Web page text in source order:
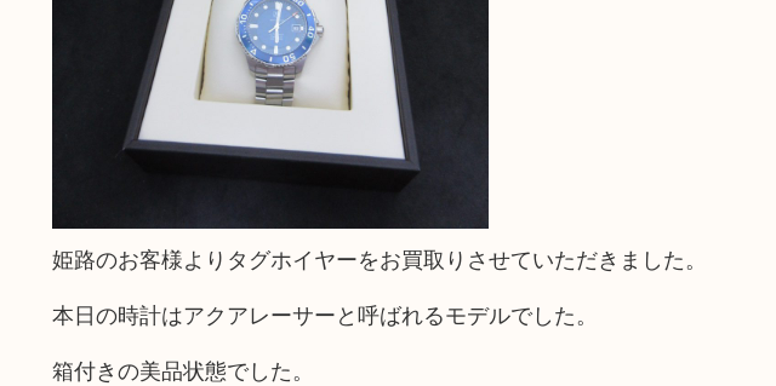
姫路のお客様よりタグホイヤーをお買取りさせていただきました。
本日の時計はアクアレーサーと呼ばれるモデルでした。
箱付きの美品状態でした。